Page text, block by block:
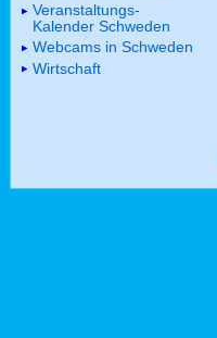
Veranstaltungs-
Kalender Schweden
Webcams in Schweden
Wirtschaft